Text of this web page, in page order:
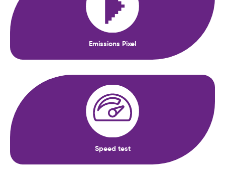
Emissions Pixel
Speed test